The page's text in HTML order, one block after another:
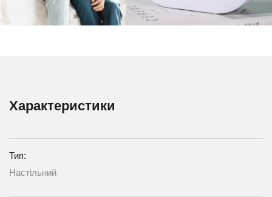
Характеристики
Тип:
Настільний